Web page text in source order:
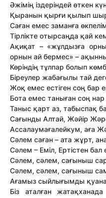
Әжімің іздеріндей өткен
Қыранын қырғи қылып
Саған емес заманға
Тірлікте отырсаңда қай
Ақиқат – «жұлдызға
орнын ай бермес» –
Көріндің тұлпар болып
Біреулер жабағылы тай
Жоқ емес естіген соң бар
Бота емес таныған соң нар
Таныс қарт аз, табыспақ
Сағынды Алтай, Жәйір
Ассалаумағалейкум, аға
Сәлем саған – ата жұрт,
Сәлем – Еміл, Ертістен бал
Сәлем, сәлем, сағыныш
Сәлем, сәлем, сағыныш
Ағамыз сыйлығымды қуана
Біз аталған